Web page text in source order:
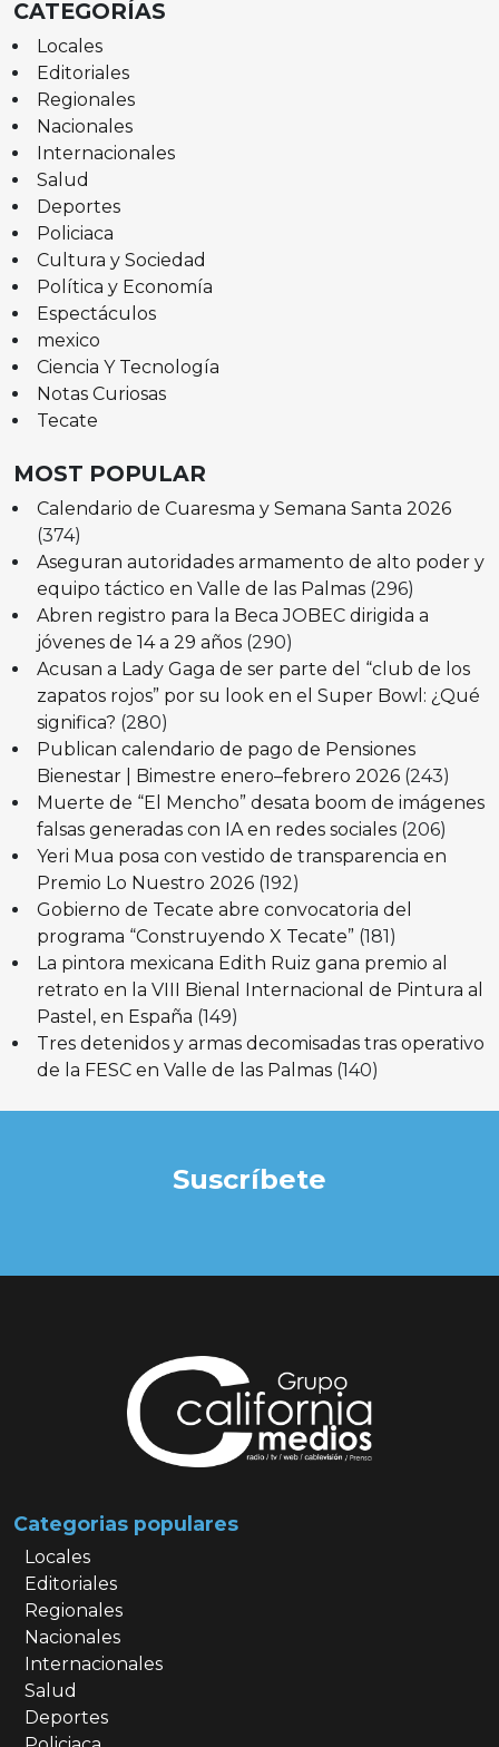
CATEGORÍAS
Locales
Editoriales
Regionales
Nacionales
Internacionales
Salud
Deportes
Policiaca
Cultura y Sociedad
Política y Economía
Espectáculos
mexico
Ciencia Y Tecnología
Notas Curiosas
Tecate
MOST POPULAR
Calendario de Cuaresma y Semana Santa 2026
(374)
Aseguran autoridades armamento de alto poder y
equipo táctico en Valle de las Palmas (296)
Abren registro para la Beca JOBEC dirigida a
jóvenes de 14 a 29 años (290)
Acusan a Lady Gaga de ser parte del “club de los
zapatos rojos” por su look en el Super Bowl: ¿Qué
significa? (280)
Publican calendario de pago de Pensiones
Bienestar | Bimestre enero–febrero 2026 (243)
Muerte de “El Mencho” desata boom de imágenes
falsas generadas con IA en redes sociales (206)
Yeri Mua posa con vestido de transparencia en
Premio Lo Nuestro 2026 (192)
Gobierno de Tecate abre convocatoria del
programa “Construyendo X Tecate” (181)
La pintora mexicana Edith Ruiz gana premio al
retrato en la VIII Bienal Internacional de Pintura al
Pastel, en España (149)
Tres detenidos y armas decomisadas tras operativo
de la FESC en Valle de las Palmas (140)
Suscríbete
Categorias populares
Locales
Editoriales
Regionales
Nacionales
Internacionales
Salud
Deportes